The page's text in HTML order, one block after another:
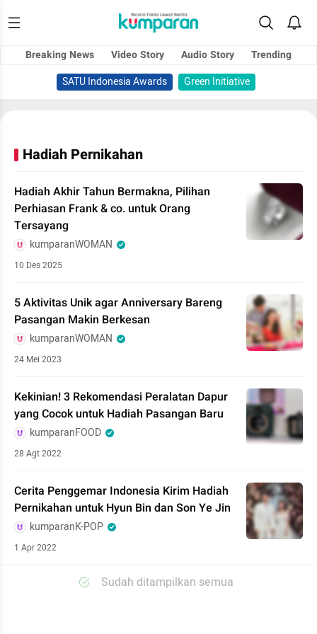
Breaking News Video Story Audio Story
Trending
SATU Indonesia Awards
Green Initiative
Hadiah Pernikahan
Hadiah Akhir Tahun Bermakna, Pilihan
Perhiasan Frank & co. untuk Orang
Tersayang
kumparanWOMAN
10 Des 2025
5 Aktivitas Unik agar Anniversary Bareng
Pasangan Makin Berkesan
kumparanWOMAN
24 Mei 2023
Kekinian! 3 Rekomendasi Peralatan Dapur
yang Cocok untuk Hadiah Pasangan Baru
kumparanFOOD
28 Agt 2022
Cerita Penggemar Indonesia Kirim Hadiah
Pernikahan untuk Hyun Bin dan Son Ye Jin
kumparanK-POP
1 Apr 2022
Sudah ditampilkan semua